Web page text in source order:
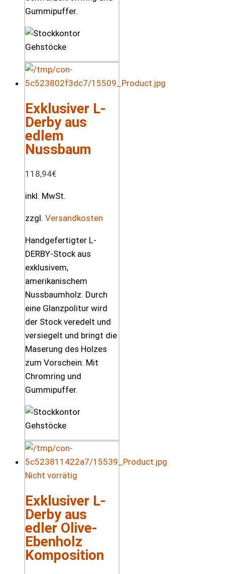
Gummipuffer.
Exklusiver L-
Derby aus
edlem
Nussbaum
118,94€
inkl. MwSt.
zzgl. Versandkosten
Handgefertigter L-
DERBY-Stock aus
exklusivem,
amerikanischem
Nussbaumholz. Durch
eine Glanzpolitur wird
der Stock veredelt und
versiegelt und bringt die
Maserung des Holzes
zum Vorschein. Mit
Chromring und
Gummipuffer.
Nicht vorrätig
Exklusiver L-
Derby aus
edler Olive-
Ebenholz
Komposition